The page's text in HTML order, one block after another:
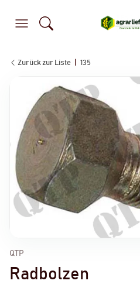
Zurück zur Liste 135
QTP
Radbolzen